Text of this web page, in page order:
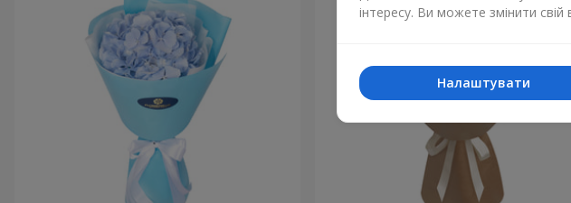
інтересу. Ви можете змінити свій
Налаштувати